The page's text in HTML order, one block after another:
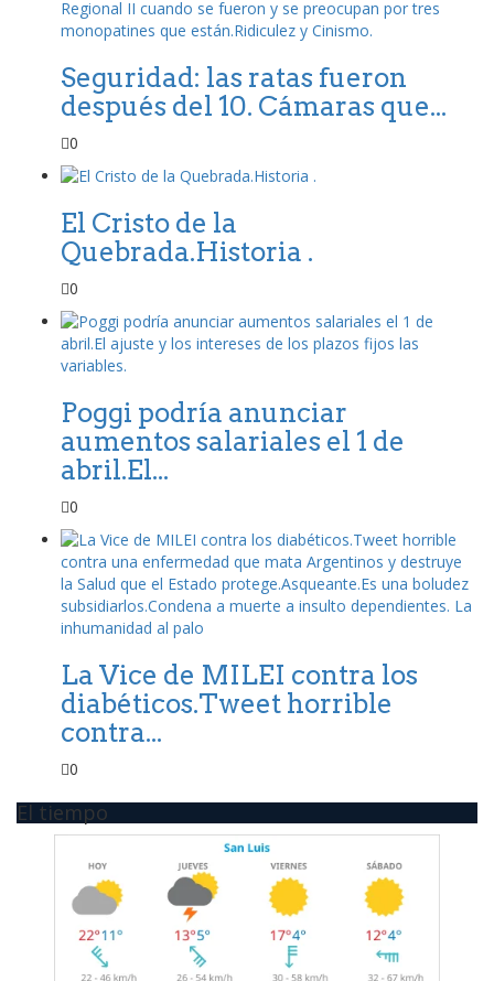
Seguridad: las ratas fueron
después del 10. Cámaras que...
0
El Cristo de la
Quebrada.Historia .
0
Poggi podría anunciar
aumentos salariales el 1 de
abril.El...
0
La Vice de MILEI contra los
diabéticos.Tweet horrible
contra...
0
El tiempo